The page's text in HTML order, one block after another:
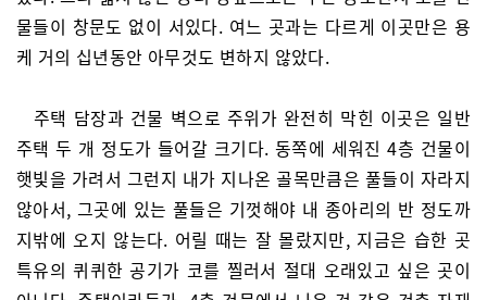
물들이 창문도 없이 서있다. 여느 곳과는 다르게 이곳만은 용
케 거의 십년동안 아무것도 변하지 않았다.
주택 담장과 건물 벽으로 주위가 완전히 막힌 이곳은 일반
주택 두 개 정도가 들어갈 크기다. 동쪽에 세워진 4층 건물이
햇빛을 가려서 그런지 내가 지나온 골목만큼은 풀들이 자라지
않아서, 그곳에 있는 풀들은 기껏해야 내 종아리의 반 정도까
지밖에 오지 않는다. 어릴 때는 잘 몰랐지만, 지금은 습한 곳
특유의 퀴퀴한 공기가 코를 찔러서 절대 오래있고 싶은 곳이